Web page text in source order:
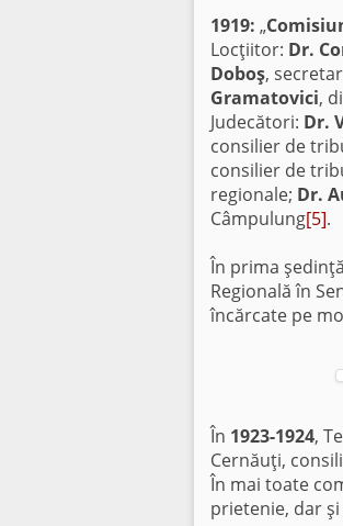
1919: „
Locţiitor: Dr.
Do­boş,
Gramatovici,
Judecători: Dr.
consilier de
consilier de
regionale; Dr.
Câmpulung[5].
În prima
Regională în
încărcate pe
În 1923-1924,
Cernăuţi,
În mai toate
prietenie, dar